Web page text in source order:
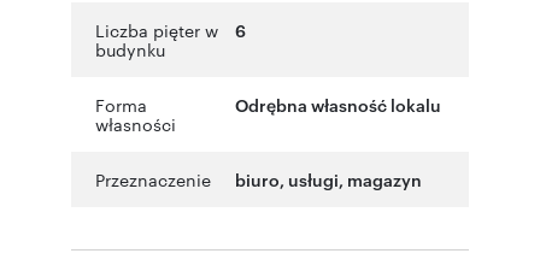
Liczba pięter w
budynku
6
Forma
własności
Odrębna własność lokalu
Przeznaczenie biuro, usługi, magazyn